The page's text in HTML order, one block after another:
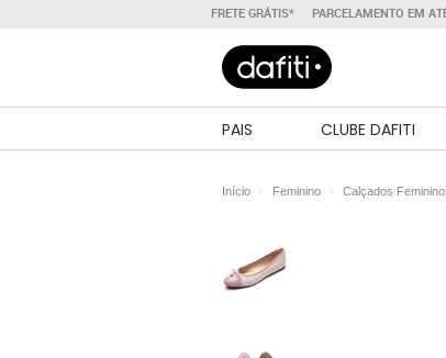
FRETE GRÁTIS* PARCELAMENTO EM
PAIS CLUBE DAFITI
Início Feminino Calçados